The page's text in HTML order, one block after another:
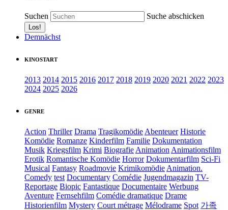
Suchen Suche abschicken
Demnächst
KINOSTART
2013 2014 2015 2016 2017 2018 2019 2020 2021 2022 2023
2024 2025 2026
GENRE
Action Thriller Drama Tragikomödie Abenteuer Historie
Komödie Romanze Kinderfilm Familie Dokumentation
Musik Kriegsfilm Krimi Biografie Animation Animationsfilm
Erotik Romantische Komödie Horror Dokumentarfilm Sci-Fi
Musical Fantasy Roadmovie Krimikomödie Animation.
Comedy test Documentary Comédie Jugendmagazin TV-
Reportage Biopic Fantastique Documentaire Werbung
Aventure Fernsehfilm Comédie dramatique Drame
Historienfilm Mystery Court métrage Mélodrame Spot 가족